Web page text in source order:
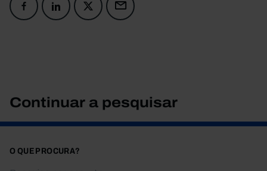
Continuar a pesquisar
O QUE PROCURA?